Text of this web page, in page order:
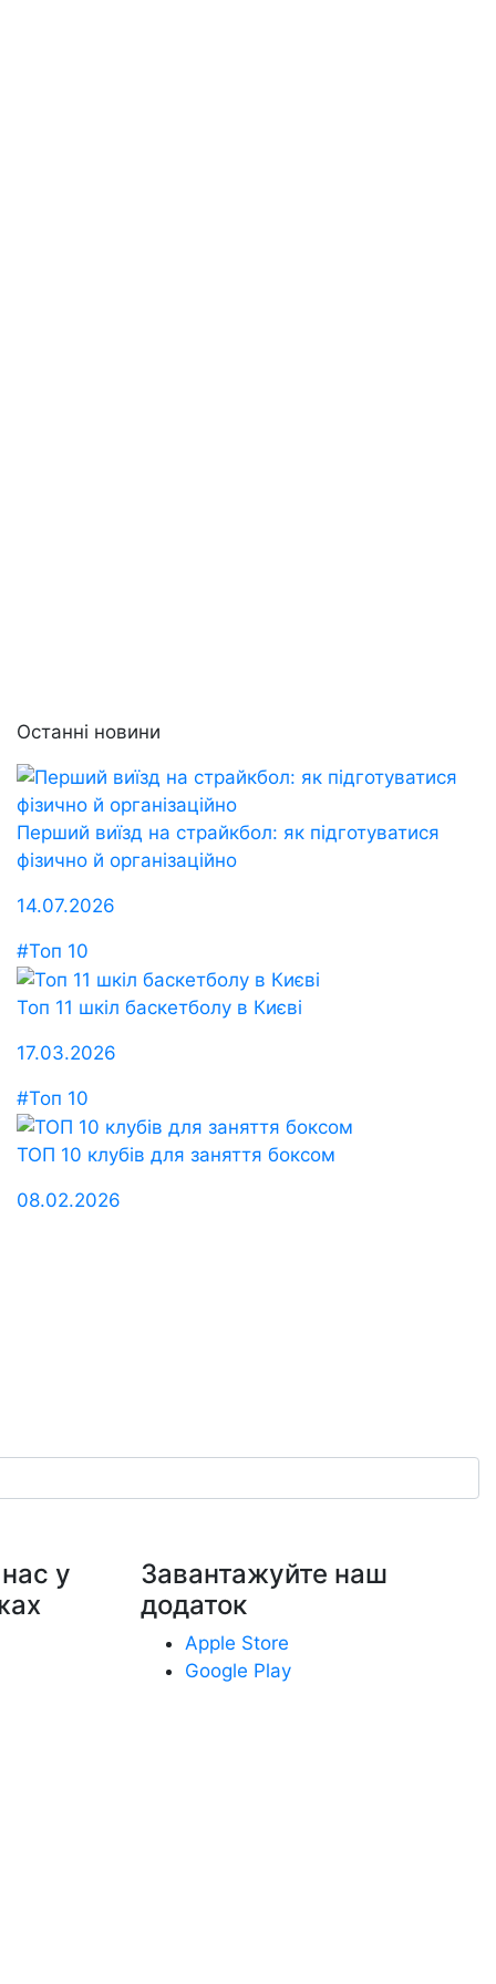
Останні новини
Перший виїзд на страйкбол: як підготуватися
фізично й організаційно
14.07.2026
#Топ 10
Топ 11 шкіл баскетболу в Києві
17.03.2026
#Топ 10
ТОП 10 клубів для заняття боксом
08.02.2026
у
Завантажуйте наш
додаток
Apple Store
Google Play